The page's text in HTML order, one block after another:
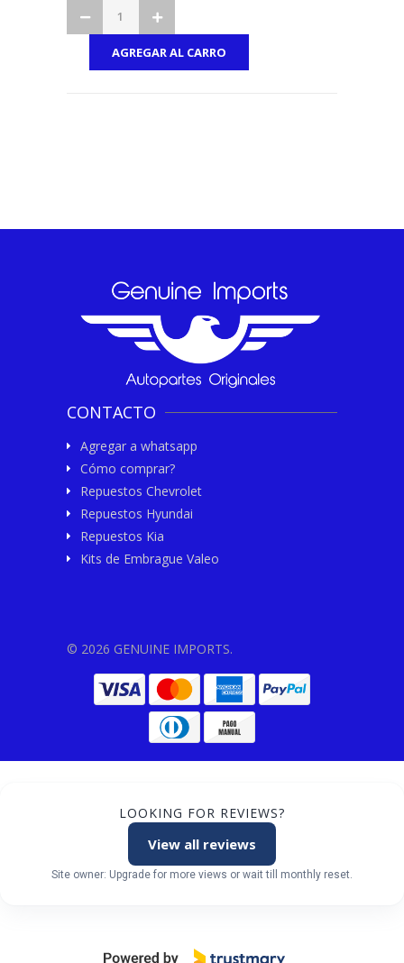
CONTACTO
Agregar a whatsapp
Cómo comprar?
Repuestos Chevrolet
Repuestos Hyundai
Repuestos Kia
Kits de Embrague Valeo
© 2026 GENUINE IMPORTS.
LOOKING FOR REVIEWS?
View all reviews
Site owner: Upgrade for more views or wait till monthly reset.